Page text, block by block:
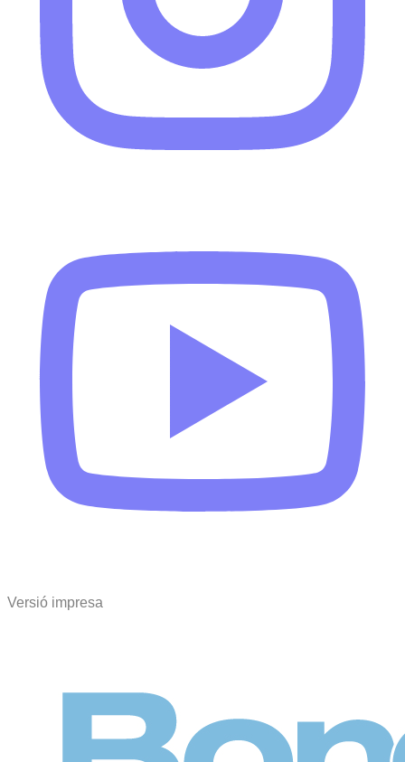
Versió impresa